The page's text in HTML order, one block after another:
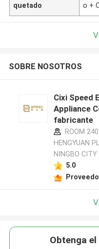
quetado
o +
SOBRE NOSOTROS
Cixi Speed
Appliance
fabricante
ROOM
HENGYUAN
NINGBO
5.0
Obtenga